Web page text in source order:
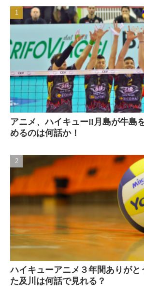
アニメ、ハイキュー‼月島が牛島
めるのは何話か！
ハイキューアニメ３年間ありがと
た及川は何話で見れる？